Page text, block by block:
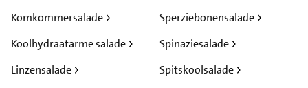
Komkommersalade
Koolhydraatarme salade
Linzensalade
Sperziebonensalade
Spinaziesalade
Spitskoolsalade